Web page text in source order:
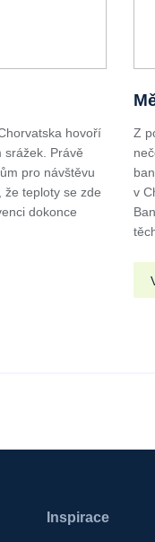
hovoří
srážek. Právě
pro návštěvu
teploty se zde
dokonce
Z
v
Inspirace